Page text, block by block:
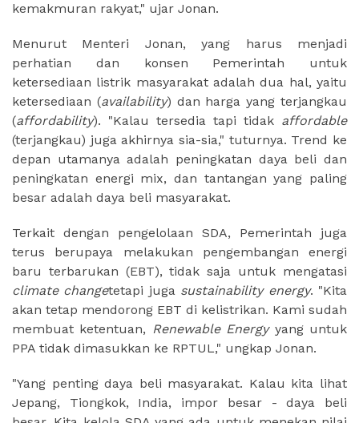
kemakmuran rakyat," ujar Jonan.
Menurut Menteri Jonan, yang harus menjadi
perhatian dan konsen Pemerintah untuk
ketersediaan listrik masyarakat adalah dua hal, yaitu
ketersediaan (availability) dan harga yang terjangkau
(affordability). "Kalau tersedia tapi tidak affordable
(terjangkau) juga akhirnya sia-sia," tuturnya. Trend ke
depan utamanya adalah peningkatan daya beli dan
peningkatan energi mix, dan tantangan yang paling
besar adalah daya beli masyarakat.
Terkait dengan pengelolaan SDA, Pemerintah juga
terus berupaya melakukan pengembangan energi
baru terbarukan (EBT), tidak saja untuk mengatasi
climate changetetapi juga sustainability energy. "Kita
akan tetap mendorong EBT di kelistrikan. Kami sudah
membuat ketentuan, Renewable Energyyang untuk
PPA tidak dimasukkan ke RPTUL," ungkap Jonan.
"Yang penting daya beli masyarakat. Kalau kita lihat
Jepang, Tiongkok, India, impor besar - daya beli